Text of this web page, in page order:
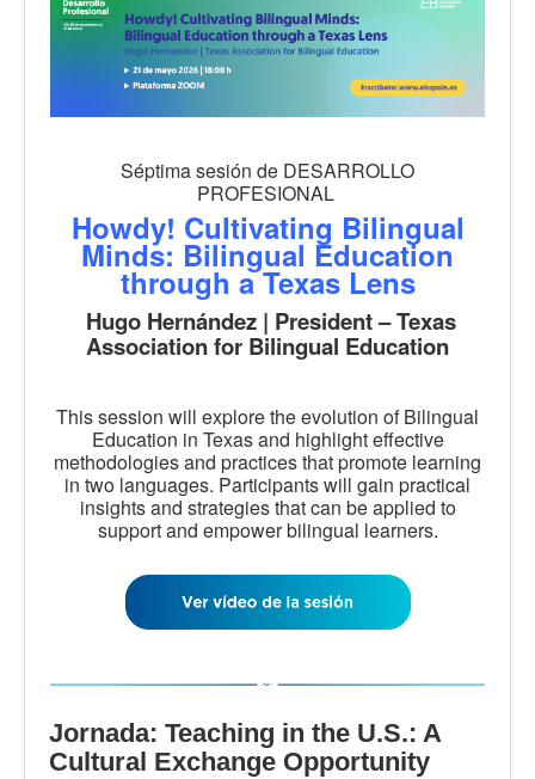
Séptima sesión de DESARROLLO
PROFESIONAL
Howdy! Cultivating Bilingual
Minds: Bilingual Education
through a Texas Lens
Hugo Hernández | President – Texas
Association for Bilingual Education
This session will explore the evolution of Bilingual
Education in Texas and highlight effective
methodologies and practices that promote learning
in two languages. Participants will gain practical
insights and strategies that can be applied to
support and empower bilingual learners.
Jornada: Teaching in the U.S.: A
Cultural Exchange Opportunity